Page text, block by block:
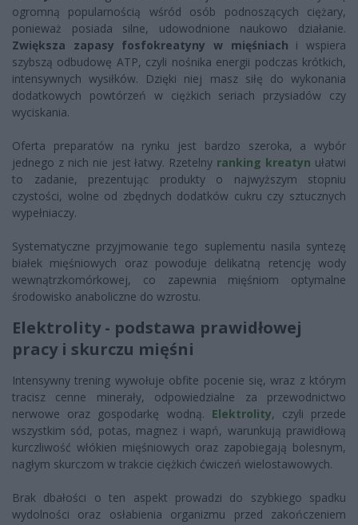
ogromną popularnością wśród osób podnoszących ciężary,
ponieważ posiada silne, udowodnione naukowo działanie.
Zwiększa zapasy fosfokreatyny w mięśniach i wspiera
szybszą odbudowę ATP, czyli nośnika energii podczas krótkich,
intensywnych wysiłków. Dzięki niej masz siłę do wykonania
dodatkowych powtórzeń w ciężkich seriach przysiadów czy
wyciskania.
Oferta preparatów na rynku jest bardzo szeroka, a wybór
jednego z nich nie jest łatwy. Rzetelny ranking kreatyn ułatwi
to zadanie, prezentując produkty o najwyższym stopniu
czystości, wolne od zbędnych dodatków cukru czy sztucznych
wypełniaczy.
Systematyczne przyjmowanie tego suplementu nasila syntezę
białek mięśniowych oraz powoduje delikatną retencję wody
wewnątrzkomórkowej, co zapewnia mięśniom optymalne
środowisko anaboliczne do wzrostu.
Elektrolity - podstawa prawidłowej
pracy i skurczu mięśni
Intensywny trening wywołuje obfite pocenie się, wraz z którym
tracisz cenne minerały, odpowiedzialne za przewodnictwo
nerwowe oraz gospodarkę wodną. Elektrolity, czyli przede
wszystkim sód, potas, magnez i wapń, warunkują prawidłową
kurczliwość włókien mięśniowych oraz zapobiegają bolesnym,
nagłym skurczom w trakcie ciężkich ćwiczeń wielostawowych.
Brak dbałości o ten aspekt prowadzi do szybkiego spadku
wydolności oraz osłabienia organizmu przed zakończeniem